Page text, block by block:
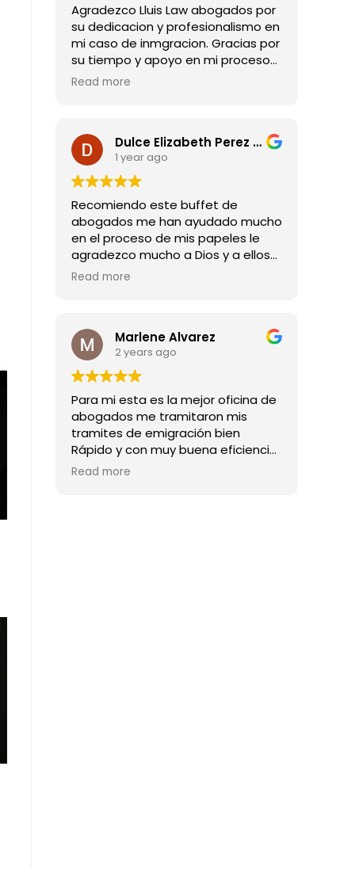
Agradezco Lluis Law abogados por
su dedicacion y profesionalismo en
mi caso de inmgracion. Gracias por
su tiempo y apoyo en mi proceso
para obtener mi residencia legal.
Read more
Dulce Elizabeth Perez Guadarrama
1 year ago
Recomiendo este buffet de
abogados me han ayudado mucho
en el proceso de mis papeles le
agradezco mucho a Dios y a ellos
por todas las buenas noticias que
Read more
Marlene Alvarez
2 years ago
Para mi esta es la mejor oficina de
abogados me tramitaron mis
tramites de emigración bien
Rápido y con muy buena eficiencia
son los mejores abogado
Read more